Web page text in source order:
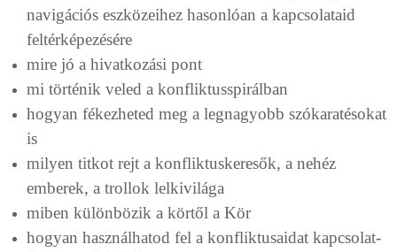
navigációs eszközeihez hasonlóan a kapcsolataid
feltérképezésére
mire jó a hivatkozási pont
mi történik veled a konfliktusspirálban
hogyan fékezheted meg a legnagyobb szókaratésokat
is
milyen titkot rejt a konfliktuskeresők, a nehéz
emberek, a trollok lelkivilága
miben különbözik a körtől a Kör
hogyan használhatod fel a konfliktusaidat kapcsolat-